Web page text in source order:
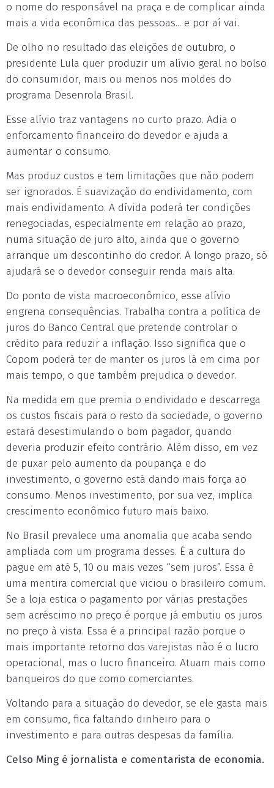
o nome do responsável na praça e de complicar ainda
mais a vida econômica das pessoas... e por aí vai.
De olho no resultado das eleições de outubro, o
presidente Lula quer produzir um alívio geral no bolso
do consumidor, mais ou menos nos moldes do
programa Desenrola Brasil.
Esse alívio traz vantagens no curto prazo. Adia o
enforcamento financeiro do devedor e ajuda a
aumentar o consumo.
Mas produz custos e tem limitações que não podem
ser ignorados. É suavização do endividamento, com
mais endividamento. A dívida poderá ter condições
renegociadas, especialmente em relação ao prazo,
numa situação de juro alto, ainda que o governo
arranque um descontinho do credor. A longo prazo, só
ajudará se o devedor conseguir renda mais alta.
Do ponto de vista macroeconômico, esse alívio
engrena consequências. Trabalha contra a política de
juros do Banco Central que pretende controlar o
crédito para reduzir a inflação. Isso significa que o
Copom poderá ter de manter os juros lá em cima por
mais tempo, o que também prejudica o devedor.
Na medida em que premia o endividado e descarrega
os custos fiscais para o resto da sociedade, o governo
estará desestimulando o bom pagador, quando
deveria produzir efeito contrário. Além disso, em vez
de puxar pelo aumento da poupança e do
investimento, o governo está dando mais força ao
consumo. Menos investimento, por sua vez, implica
crescimento econômico futuro mais baixo.
No Brasil prevalece uma anomalia que acaba sendo
ampliada com um programa desses. É a cultura do
pague em até 5, 10 ou mais vezes “sem juros”. Essa é
uma mentira comercial que viciou o brasileiro comum.
Se a loja estica o pagamento por várias prestações
sem acréscimo no preço é porque já embutiu os juros
no preço à vista. Essa é a principal razão porque o
mais importante retorno dos varejistas não é o lucro
operacional, mas o lucro financeiro. Atuam mais como
banqueiros do que como comerciantes.
Voltando para a situação do devedor, se ele gasta mais
em consumo, fica faltando dinheiro para o
investimento e para outras despesas da família.
Celso Ming é jornalista e comentarista de economia.